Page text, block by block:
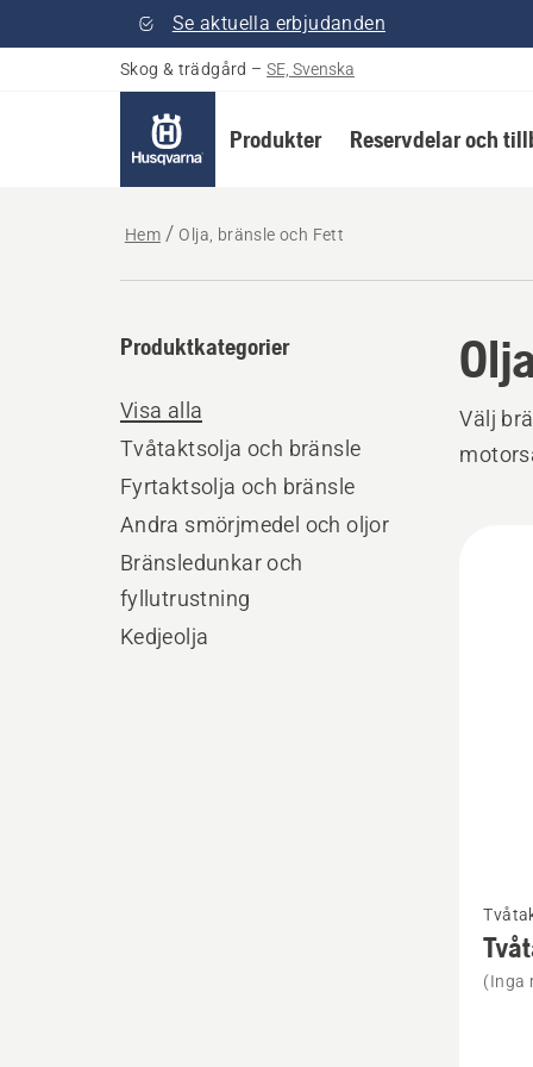
Se aktuella erbjudanden
Skog & trädgård – SE, Svenska
Produkter Reservdelar och
Hem Olja, bränsle och Fett
Produktkategorier
Visa alla
Tvåtaktsolja och bränsle
Fyrtaktsolja och bränsle
Andra smörjmedel och oljor
Bränsledunkar och
fyllutrustning
Kedjeolja
Välj
mer
om
(Inga